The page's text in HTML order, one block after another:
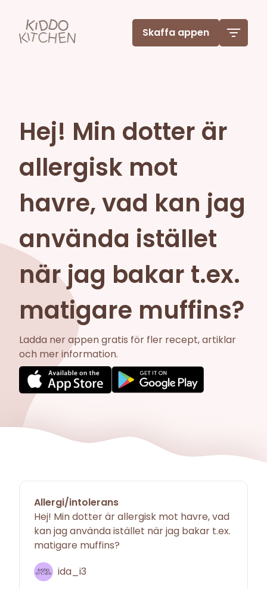
Skaffa appen
Hej! Min dotter är
allergisk mot
havre, vad kan jag
använda istället
när jag bakar t.ex.
matigare muffins?
Ladda ner appen gratis för fler recept, artiklar
och mer information.
Allergi/intolerans
Hej! Min dotter är allergisk mot havre, vad
kan jag använda istället när jag bakar t.ex.
matigare muffins?
ida_i3